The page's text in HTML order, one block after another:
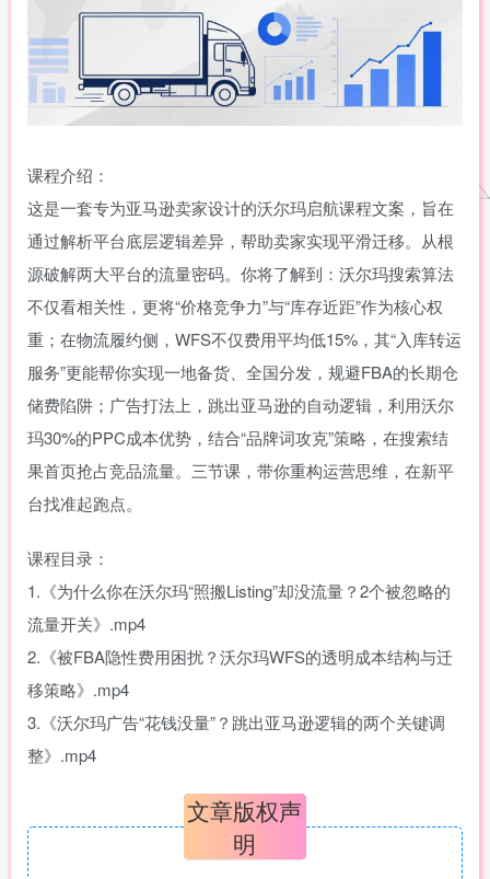
课程介绍：
这是一套专为亚马逊卖家设计的沃尔玛启航课程文案，旨在
通过解析平台底层逻辑差异，帮助卖家实现平滑迁移。从根
源破解两大平台的流量密码。你将了解到：沃尔玛搜索算法
不仅看相关性，更将“价格竞争力”与“库存近距”作为核心权
重；在物流履约侧，WFS不仅费用平均低15%，其“入库转运
服务”更能帮你实现一地备货、全国分发，规避FBA的长期仓
储费陷阱；广告打法上，跳出亚马逊的自动逻辑，利用沃尔
玛30%的PPC成本优势，结合“品牌词攻克”策略，在搜索结
果首页抢占竞品流量。三节课，带你重构运营思维，在新平
台找准起跑点。
课程目录：
1.《为什么你在沃尔玛“照搬Listing”却没流量？2个被忽略的
流量开关》.mp4
2.《被FBA隐性费用困扰？沃尔玛WFS的透明成本结构与迁
移策略》.mp4
3.《沃尔玛广告“花钱没量”？跳出亚马逊逻辑的两个关键调
整》.mp4
文章版权声
明